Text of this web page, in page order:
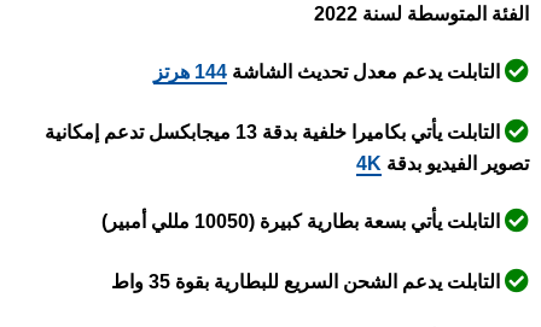
الفئة المتوسطة لسنة 2022
التابلت يدعم معدل تحديث الشاشة 144 هرتز
التابلت يأتي بكاميرا خلفية بدقة 13 ميجابكسل تدعم إمكانية
تصوير الفيديو بدقة 4K
التابلت يأتي بسعة بطارية كبيرة (10050 مللي أمبير)
التابلت يدعم الشحن السريع للبطارية بقوة 35 واط